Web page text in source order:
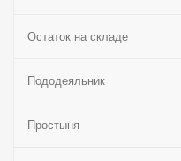
Остаток на складе
Пододеяльник
Простыня